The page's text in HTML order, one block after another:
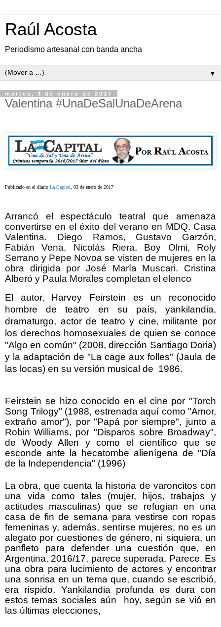
Raúl Acosta
Periodismo artesanal con banda ancha
▼
martes, 3 de enero de 2017
Valentina #UnaDeSalUnaDeArena
Publicado en el diario La Capital, 03 de enero de 2017
Arrancó el espectáculo teatral que amenaza
convertirse en el éxito del verano en MDQ. Casa
Valentina. Diego Ramos, Gustavo Garzón,
Fabián Vena, Nicolás Riera, Boy Olmi, Roly
Serrano y Pepe Novoa se visten de mujeres en la
obra dirigida por José María Muscari. Cristina
Alberó y Paula Morales completan el elenco.
El autor, Harvey Feirstein es un reconocido
hombre de teatro en su país, yankilandia,
dramaturgo, actor de teatro y cine, militante por
los derechos homosexuales de quien se conoce
"Algo en común" (2008, dirección Santiago Doria)
y la adaptación de "La cage aux folles" (Jaula de
las locas) en su versión musical de 1986.
Feirstein se hizo conocido en el cine por "Torch
Song Trilogy" (1988, estrenada aquí como "Amor,
extraño amor"), por "Papá por siempre", junto a
Robin Williams, por "Disparos sobre Broadway",
de Woody Allen y como el científico que se
esconde ante la hecatombe alienígena de "Día
de la Independencia" (1996)
La obra, que cuenta la historia de varoncitos con
una vida como tales (mujer, hijos, trabajos y
actitudes masculinas) que se refugian en una
casa de fin de semana para vestirse con ropas
femeninas y, además, sentirse mujeres, no es un
alegato por cuestiones de género, ni siquiera, un
panfleto para defender una cuestión que, en
Argentina, 2016/17, parece superada. Parece. Es
una obra para lucimiento de actores y encontrar
una sonrisa en un tema que, cuando se escribió,
era ríspido. Yankilandia profunda es dura con
estos temas sociales aún hoy, según se vió en
las últimas elecciones,